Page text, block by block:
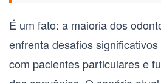
É um fato: a maioria dos
enfrenta desafios
com pacientes particulares e